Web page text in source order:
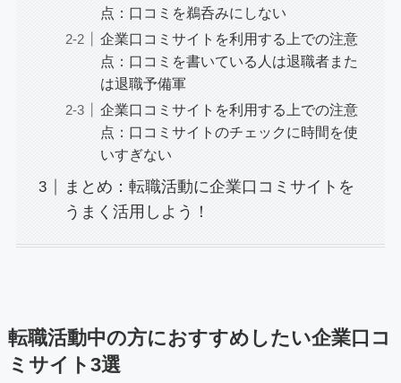
点：口コミを鵜呑みにしない
企業口コミサイトを利用する上での注意
点：口コミを書いている人は退職者また
は退職予備軍
企業口コミサイトを利用する上での注意
点：口コミサイトのチェックに時間を使
いすぎない
まとめ：転職活動に企業口コミサイトを
うまく活用しよう！
転職活動中の方におすすめしたい企業口コ
ミサイト3選